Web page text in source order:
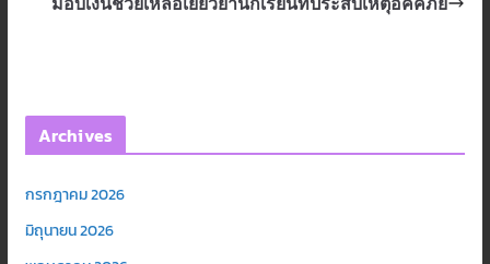
Archives
กรกฎาคม 2026
มิถุนายน 2026